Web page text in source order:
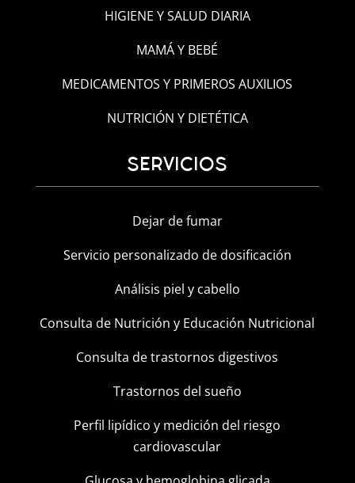
HIGIENE Y SALUD DIARIA
MAMÁ Y BEBÉ
MEDICAMENTOS Y PRIMEROS AUXILIOS
NUTRICIÓN Y DIETÉTICA
SERVICIOS
Dejar de fumar
Servicio personalizado de dosificación
Análisis piel y cabello
Consulta de Nutrición y Educación Nutricional
Consulta de trastornos digestivos
Trastornos del sueño
Perfil lipídico y medición del riesgo
cardiovascular